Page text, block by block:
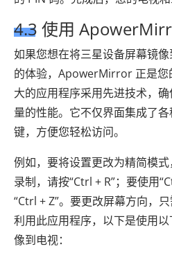
4.3 使用
如果您想在将三星设备屏幕镜
的体验，ApowerMirror 正是您
大的应用程序采用先进技术，
量的性能。它不仅界面集成了
键，方便您轻松访问。
例如，要将设置更改为精简模
录制，请按“Ctrl + R”；要使用
“Ctrl + Z”。要更改屏幕方向，
利用此应用程序，以下是使用
像到电视：